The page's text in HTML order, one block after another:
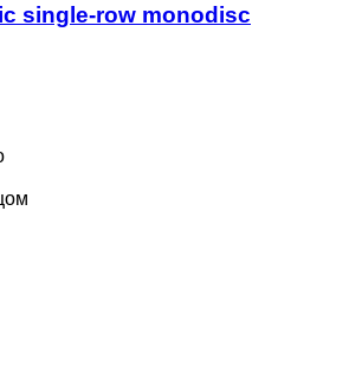
single-row monodisc